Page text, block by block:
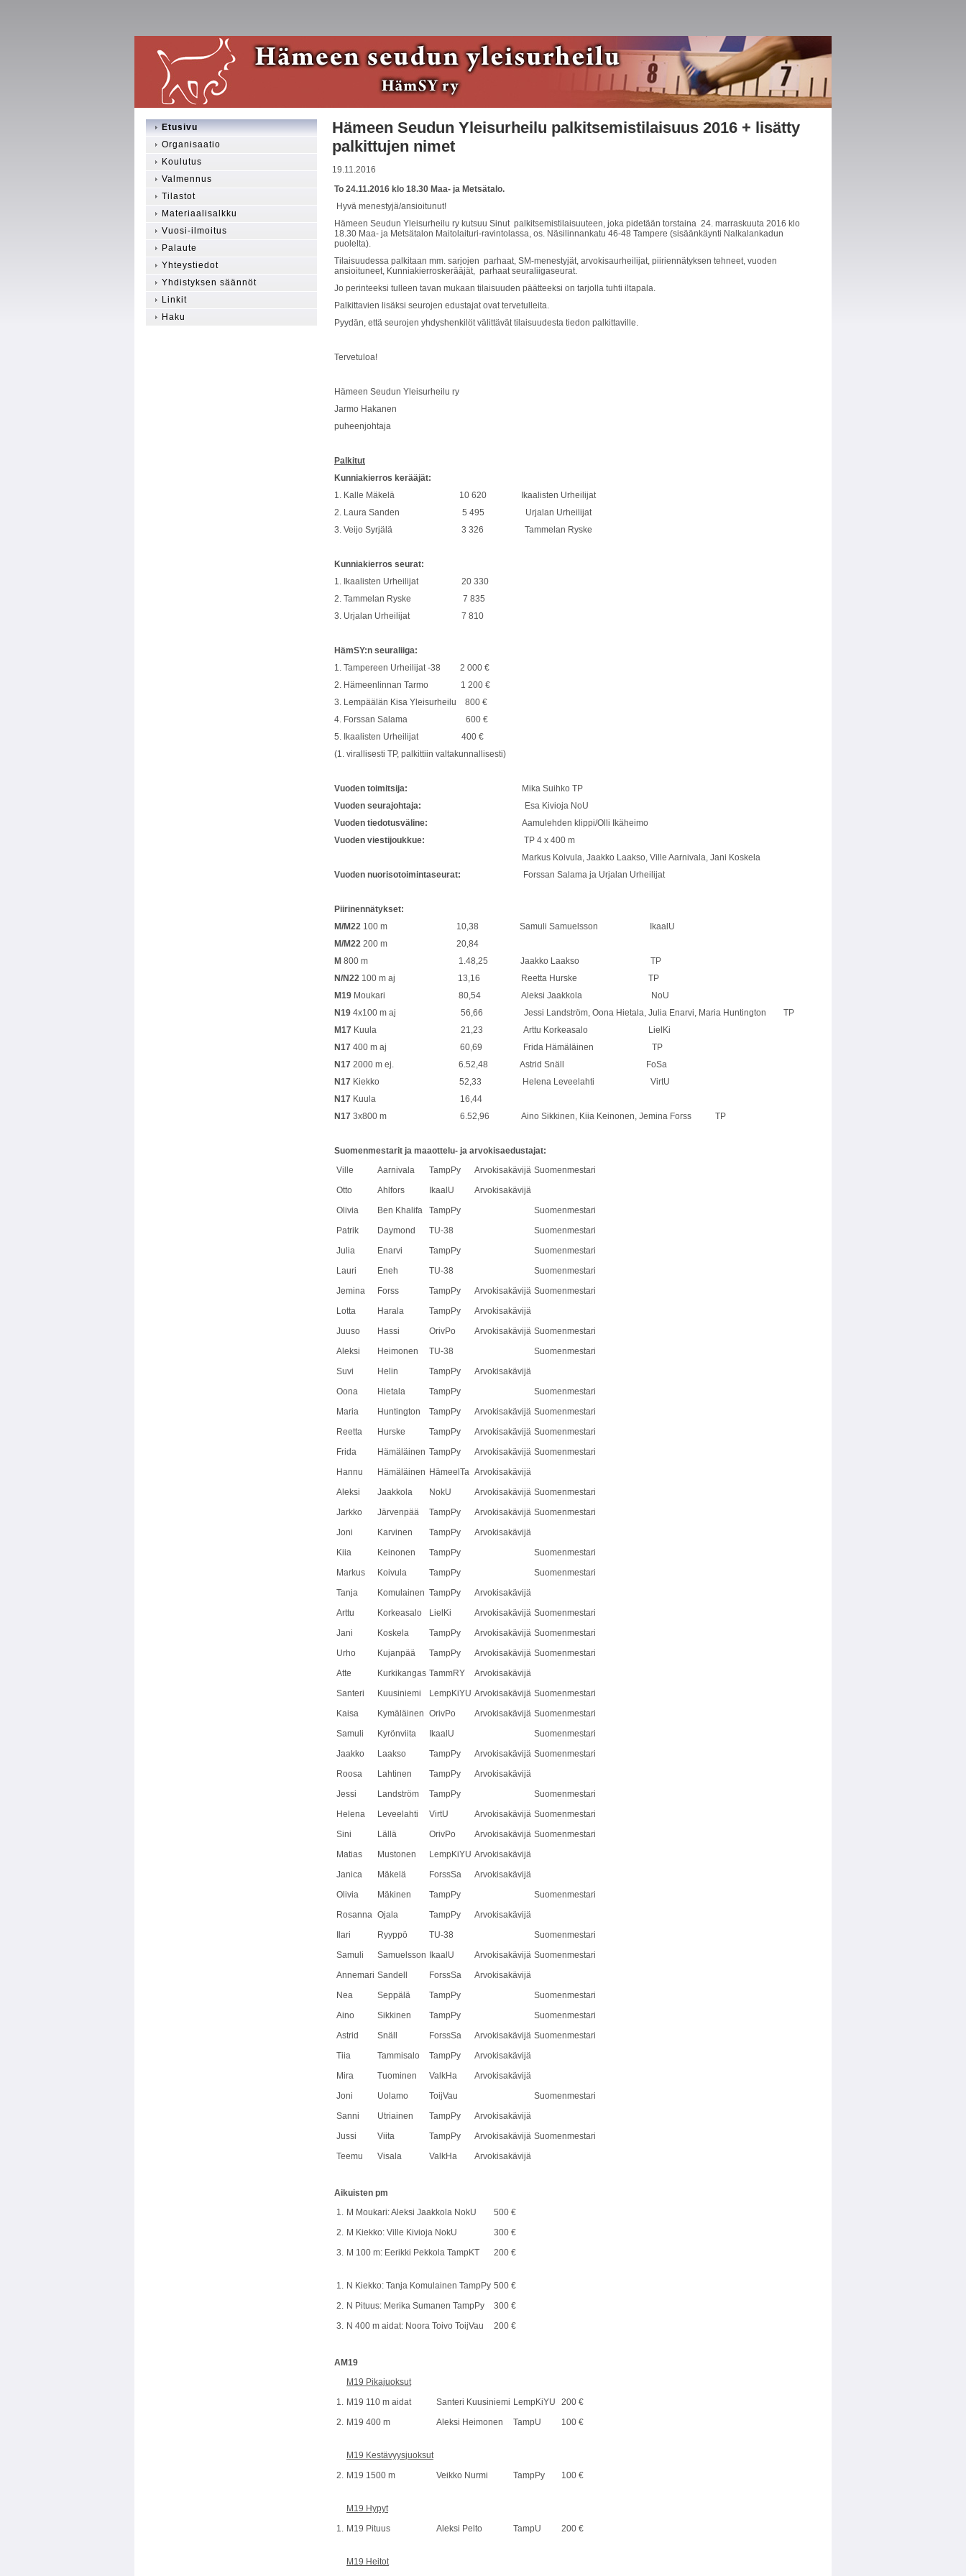
Hämeen Seudun Yleisurheilu palkitsemistilaisuus 2016 + lisätty
palkittujen nimet
19.11.2016
To 24.11.2016 klo 18.30 Maa- ja Metsätalo.
Hyvä menestyjä/ansioitunut!
Hämeen Seudun Yleisurheilu ry kutsuu Sinut palkitsemistilaisuuteen, joka pidetään torstaina 24. marraskuuta 2016 klo
18.30 Maa- ja Metsätalon Maitolaituri-ravintolassa, os. Näsilinnankatu 46-48 Tampere (sisäänkäynti Nalkalankadun
puolelta).
Tilaisuudessa palkitaan mm. sarjojen parhaat, SM-menestyjät, arvokisaurheilijat, piiriennätyksen tehneet, vuoden
ansioituneet, Kunniakierroskerääjät, parhaat seuraliigaseurat.
Jo perinteeksi tulleen tavan mukaan tilaisuuden päätteeksi on tarjolla tuhti iltapala.
Palkittavien lisäksi seurojen edustajat ovat tervetulleita.
Pyydän, että seurojen yhdyshenkilöt välittävät tilaisuudesta tiedon palkittaville.
Tervetuloa!
Hämeen Seudun Yleisurheilu ry
Jarmo Hakanen
puheenjohtaja
Palkitut
Kunniakierros kerääjät:
1. Kalle Mäkelä 10 620 Ikaalisten Urheilijat
2. Laura Sanden 5 495 Urjalan Urheilijat
3. Veijo Syrjälä 3 326 Tammelan Ryske
Kunniakierros seurat:
1. Ikaalisten Urheilijat 20 330
2. Tammelan Ryske 7 835
3. Urjalan Urheilijat 7 810
HämSY:n seuraliiga:
1. Tampereen Urheilijat -38 2 000 €
2. Hämeenlinnan Tarmo 1 200 €
3. Lempäälän Kisa Yleisurheilu 800 €
4. Forssan Salama 600 €
5. Ikaalisten Urheilijat 400 €
(1. virallisesti TP, palkittiin valtakunnallisesti)
Vuoden toimitsija: Mika Suihko TP
Vuoden seurajohtaja: Esa Kivioja NoU
Vuoden tiedotusväline: Aamulehden klippi/Olli Ikäheimo
Vuoden viestijoukkue: TP 4 x 400 m
Markus Koivula, Jaakko Laakso, Ville Aarnivala, Jani Koskela
Vuoden nuorisotoimintaseurat: Forssan Salama ja Urjalan Urheilijat
Piirinennätykset:
M/M22 100 m 10,38 Samuli Samuelsson IkaalU
M/M22 200 m 20,84
M 800 m 1.48,25 Jaakko Laakso TP
N/N22 100 m aj 13,16 Reetta Hurske TP
M19 Moukari 80,54 Aleksi Jaakkola NoU
N19 4x100 m aj 56,66 Jessi Landström, Oona Hietala, Julia Enarvi, Maria Huntington TP
M17 Kuula 21,23 Arttu Korkeasalo LielKi
N17 400 m aj 60,69 Frida Hämäläinen TP
N17 2000 m ej. 6.52,48 Astrid Snäll FoSa
N17 Kiekko 52,33 Helena Leveelahti VirtU
N17 Kuula 16,44
N17 3x800 m 6.52,96 Aino Sikkinen, Kiia Keinonen, Jemina Forss TP
Suomenmestarit ja maaottelu- ja arvokisaedustajat:
Ville
Aarnivala TampPy Arvokisakävijä Suomenmestari
Otto
Ahlfors IkaalU
Arvokisakävijä
Olivia
Ben Khalifa TampPy
Suomenmestari
Patrik
Daymond TU-38
Suomenmestari
Julia
Enarvi TampPy
Suomenmestari
Lauri
Eneh TU-38
Suomenmestari
Jemina
Forss TampPy Arvokisakävijä Suomenmestari
Lotta
Harala TampPy
Arvokisakävijä
Juuso
Hassi OrivPo Arvokisakävijä Suomenmestari
Aleksi
Heimonen TU-38
Suomenmestari
Suvi
Helin TampPy
Arvokisakävijä
Oona
Hietala TampPy
Suomenmestari
Maria
Huntington TampPy Arvokisakävijä Suomenmestari
Reetta
Hurske TampPy Arvokisakävijä Suomenmestari
Frida
Hämäläinen TampPy Arvokisakävijä Suomenmestari
Hannu
Hämäläinen HämeelTa Arvokisakävijä
Aleksi
Jaakkola NokU Arvokisakävijä Suomenmestari
Jarkko
Järvenpää TampPy Arvokisakävijä Suomenmestari
Joni
Karvinen TampPy
Arvokisakävijä
Kiia
Keinonen TampPy
Suomenmestari
Markus
Koivula TampPy
Suomenmestari
Tanja
Komulainen TampPy
Arvokisakävijä
Arttu
Korkeasalo LielKi Arvokisakävijä Suomenmestari
Jani
Koskela TampPy Arvokisakävijä Suomenmestari
Urho
Kujanpää TampPy Arvokisakävijä Suomenmestari
Atte
Kurkikangas TammRY
Arvokisakävijä
Santeri
Kuusiniemi LempKiYU Arvokisakävijä Suomenmestari
Kaisa
Kymäläinen OrivPo Arvokisakävijä Suomenmestari
Samuli
Kyrönviita IkaalU
Suomenmestari
Jaakko
Laakso TampPy Arvokisakävijä Suomenmestari
Roosa
Lahtinen TampPy
Arvokisakävijä
Jessi
Landström TampPy
Suomenmestari
Helena
Leveelahti VirtU Arvokisakävijä Suomenmestari
Sini
Lällä OrivPo Arvokisakävijä Suomenmestari
Matias
Mustonen LempKiYU Arvokisakävijä
Janica
Mäkelä ForssSa
Arvokisakävijä
Olivia
Mäkinen TampPy
Suomenmestari
Rosanna Ojala TampPy
Arvokisakävijä
Ilari
Ryyppö TU-38
Suomenmestari
Samuli
Samuelsson IkaalU Arvokisakävijä Suomenmestari
Annemari Sandell ForssSa
Arvokisakävijä
Nea
Seppälä TampPy
Suomenmestari
Aino
Sikkinen TampPy
Suomenmestari
Astrid
Snäll ForssSa Arvokisakävijä Suomenmestari
Tiia
Tammisalo TampPy
Arvokisakävijä
Mira
Tuominen ValkHa
Arvokisakävijä
Joni
Uolamo ToijVau
Suomenmestari
Sanni
Utriainen TampPy
Arvokisakävijä
Jussi
Viita TampPy Arvokisakävijä Suomenmestari
Teemu
Visala ValkHa Arvokisakävijä
Aikuisten pm
1. M Moukari: Aleksi Jaakkola NokU
500 €
2. M Kiekko: Ville Kivioja NokU
300 €
3. M 100 m: Eerikki Pekkola TampKT 200 €
1. N Kiekko: Tanja Komulainen TampPy 500 €
2. N Pituus: Merika Sumanen TampPy
300 €
3. N 400 m aidat: Noora Toivo ToijVau 200 €
AM19
M19 Pikajuoksut
1. M19 110 m aidat Santeri Kuusiniemi LempKiYU
200 €
2. M19 400 m Aleksi Heimonen TampU 100 €
M19 Kestävyysjuoksut
2. M19 1500 m Veikko Nurmi TampPy 100 €
M19 Hypyt
1. M19 Pituus Aleksi Pelto TampU 200 €
M19 Heitot
Etusivu
Organisaatio
Koulutus
Valmennus
Tilastot
Materiaalisalkku
Vuosi-ilmoitus
Palaute
Yhteystiedot
Yhdistyksen säännöt
Linkit
Haku